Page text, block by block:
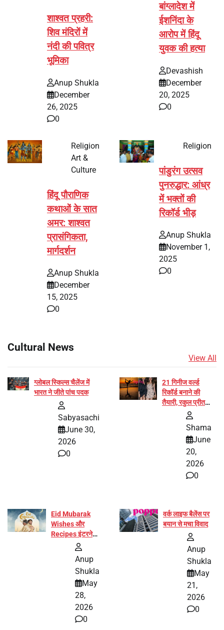
शाश्वत प्रहरी:
शिव मंदिरों में
नंदी की पवित्र
भूमिका
Anup Shukla
December
26, 2025
0
बांग्लादेश में
ईशनिंदा के
आरोप में हिंदू
युवक की हत्या
Devashish
December
20, 2025
0
Religion
Art &
Culture
हिंदू पौराणिक
कथाओं के सात
अमर: शाश्वत
प्रासंगिकता,
मार्गदर्शन
Anup Shukla
December
15, 2025
0
Religion
पांडुरंग उत्सव
पुनरुद्धार: आंध्र
में भक्तों की
रिकॉर्ड भीड़
Anup Shukla
November 1,
2025
0
Cultural News
View All
ग्लोबल स्किल्स चैलेंज में
भारत ने जीते पांच पदक
Sabyasachi
June 30,
2026
0
21 गिनीज वर्ल्ड
रिकॉर्ड बनाने की
तैयारी, रकुल प्रीत
और प्रज्ञा जायसवाल
Shama
June
20,
2026
0
Eid Mubarak
Wishes और
Recipes इंटरनेट
पर हुईं वायरल
Anup
Shukla
May
28,
2026
0
वर्क लाइफ बैलेंस पर
बयान से मचा विवाद
Anup
Shukla
May
21,
2026
0